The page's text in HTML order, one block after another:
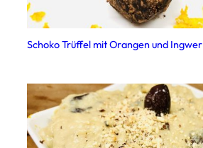
Schoko Trüffel mit Orangen und Ingwer